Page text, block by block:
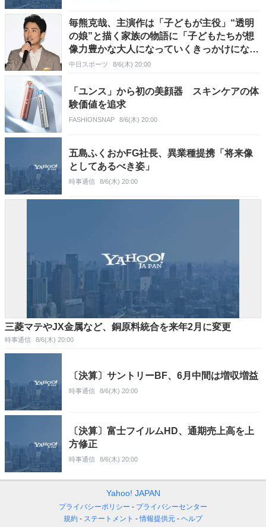
毎熊克哉、主演作は「子どもが主役」“透明
の娘”と描く家族の物語に「子どもたちが想
像力豊かな大人になっていくきっかけになれ
ば」
中日スポーツ 8/6(木) 20:00
「ユンス」から初の美顔器 スキンケアの体
験価値を追求
FASHIONSNAP 8/6(木) 20:00
五島ふくおかFG社長、異業種提携「将来像
としてあるべき姿」
時事通信 8/6(木) 20:00
三菱マテやJX金属など、銅原料統合を来年2月に変更
時事通信 8/6(木) 20:00
〔決算〕サントリーBF、6月中間は増収増益
時事通信 8/6(木) 20:00
〔決算〕富士フイルムHD、通期売上高を上
方修正
時事通信 8/6(木) 20:00
Yahoo! JAPAN
プライバシーポリシー
プライバシーセンター
規約
ステートメント 情報提供元 ヘルプ